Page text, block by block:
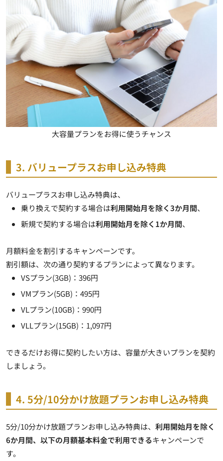
大容量プランをお得に使うチャンス
3. バリュープラスお申し込み特典
バリュープラスお申し込み特典は、
乗り換えで契約する場合は利用開始月を除く3か月間、
新規で契約する場合は利用開始月を除く1か月間、
月額料金を割引するキャンペーンです。
割引額は、次の通り契約するプランによって異なります。
VSプラン(3GB)：396円
VMプラン(5GB)：495円
VLプラン(10GB)：990円
VLLプラン(15GB)：1,097円
できるだけお得に契約したい方は、容量が大きいプランを契約
しましょう。
4. 5分/10分かけ放題プランお申し込み特典
5分/10分かけ放題プランお申し込み特典は、 利用開始月を除く
6か月間、以下の月額基本料金で利用できるキャンペーンで
す。